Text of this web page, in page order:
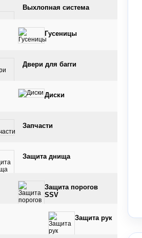
Вынос радиатора и
Выхлопная система
Гусеницы
Двери для багги
Диски
Запчасти
Защита днища
Защита порогов
SSV
Защита рук